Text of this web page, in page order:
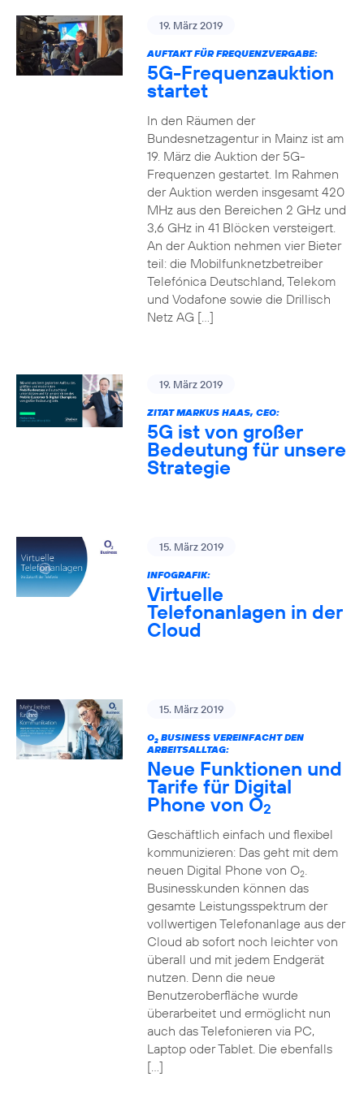
19. März 2019
AUFTAKT FÜR FREQUENZVERGABE:
5G-Frequenzauktion
startet
In den Räumen der
Bundesnetzagentur in Mainz ist am
19. März die Auktion der 5G-
Frequenzen gestartet. Im Rahmen
der Auktion werden insgesamt 420
MHz aus den Bereichen 2 GHz und
3,6 GHz in 41 Blöcken versteigert.
An der Auktion nehmen vier Bieter
teil: die Mobilfunknetzbetreiber
Telefónica Deutschland, Telekom
und Vodafone sowie die Drillisch
Netz AG […]
19. März 2019
ZITAT MARKUS HAAS, CEO:
5G ist von großer
Bedeutung für unsere
Strategie
15. März 2019
INFOGRAFIK:
Virtuelle
Telefonanlagen in der
Cloud
15. März 2019
O2BUSINESS VEREINFACHT DEN
ARBEITSALLTAG:
Neue Funktionen und
Tarife für Digital
Phone von O2
Geschäftlich einfach und flexibel
kommunizieren: Das geht mit dem
neuen Digital Phone von O2.
Businesskunden können das
gesamte Leistungsspektrum der
vollwertigen Telefonanlage aus der
Cloud ab sofort noch leichter von
überall und mit jedem Endgerät
nutzen. Denn die neue
Benutzeroberfläche wurde
überarbeitet und ermöglicht nun
auch das Telefonieren via PC,
Laptop oder Tablet. Die ebenfalls
[…]